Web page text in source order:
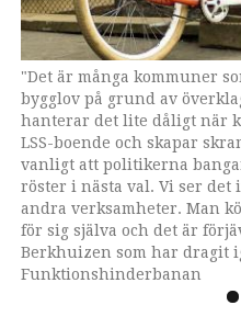
"Det är många kommuner
bygglov på grund av
hanterar det lite dåligt när
LSS-boende och skapar
vanligt att politikerna
röster i nästa val. Vi ser det
andra verksamheter. Man
för sig själva och det är
Berkhuizen som har dragit
Funktionshinderbanan
"Det är många kommuner
bygglov på grund av
hanterar det lite dåligt när
LSS-boende och skapar
vanligt att politikerna
röster i nästa val. Vi ser det
andra verksamheter. Man
för sig själva och det är
Berkhuizen (till höger) som
Funktionshinderbanan.